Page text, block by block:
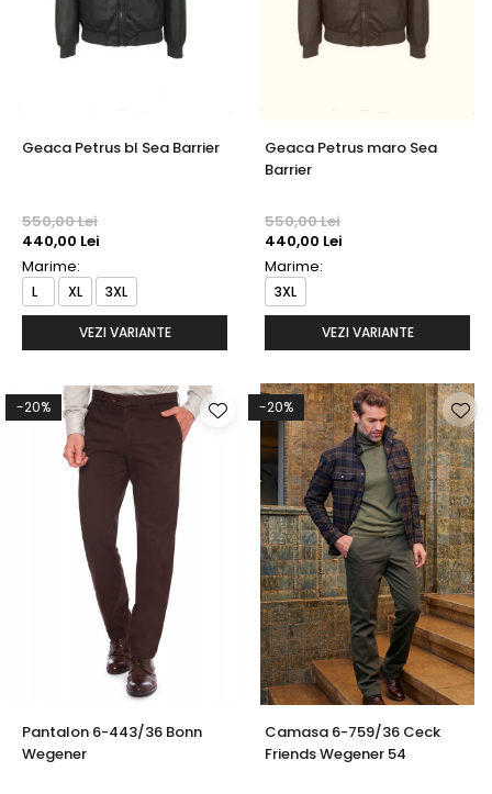
Geaca Petrus bl Sea Barrier
550,00 Lei
440,00 Lei
Marime:
L XL 3XL
VEZI VARIANTE
Geaca Petrus maro Sea
Barrier
550,00 Lei
440,00 Lei
Marime:
3XL
VEZI VARIANTE
-20%
Pantalon 6-443/36 Bonn
Wegener
-20%
Camasa 6-759/36 Ceck
Friends Wegener 54